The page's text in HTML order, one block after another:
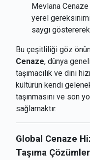
Mevlana
yerel
saygı
Bu çeşitliliği göz
Cenaze, dünya
taşımacılık ve dini
kültürün kendi
taşınmasını ve son
sağlamaktır.
Global Cenaze
Taşıma